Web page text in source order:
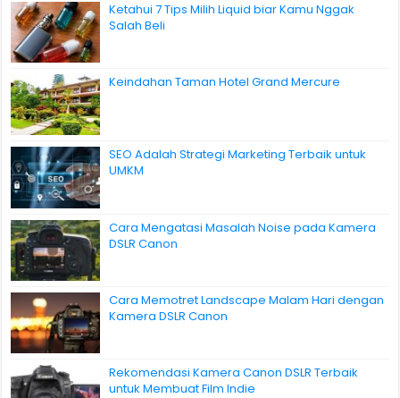
Ketahui 7 Tips Milih Liquid biar Kamu Nggak
Salah Beli
Keindahan Taman Hotel Grand Mercure
SEO Adalah Strategi Marketing Terbaik untuk
UMKM
Cara Mengatasi Masalah Noise pada Kamera
DSLR Canon
Cara Memotret Landscape Malam Hari dengan
Kamera DSLR Canon
Rekomendasi Kamera Canon DSLR Terbaik
untuk Membuat Film Indie